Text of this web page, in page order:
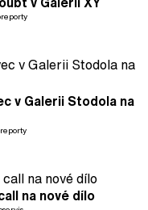
v Galerii Stodola na
na nové dílo